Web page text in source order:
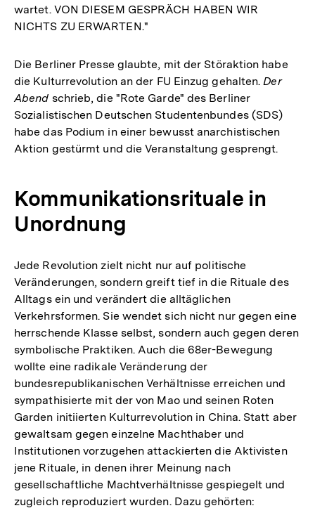
wartet. VON DIESEM GESPRÄCH HABEN WIR
NICHTS ZU ERWARTEN."
Die Berliner Presse glaubte, mit der Störaktion habe
die Kulturrevolution an der FU Einzug gehalten.Der
Abend schrieb, die "Rote Garde" des Berliner
Sozialistischen Deutschen Studentenbundes (SDS)
habe das Podium in einer bewusst anarchistischen
Aktion gestürmt und die Veranstaltung gesprengt.
Kommunikationsrituale in
Unordnung
Jede Revolution zielt nicht nur auf politische
Veränderungen, sondern greift tief in die Rituale des
Alltags ein und verändert die alltäglichen
Verkehrsformen. Sie wendet sich nicht nur gegen eine
herrschende Klasse selbst, sondern auch gegen deren
symbolische Praktiken. Auch die 68er-Bewegung
wollte eine radikale Veränderung der
bundesrepublikanischen Verhältnisse erreichen und
sympathisierte mit der von Mao und seinen Roten
Garden initiierten Kulturrevolution in China. Statt aber
gewaltsam gegen einzelne Machthaber und
Institutionen vorzugehen attackierten die Aktivisten
jene Rituale, in denen ihrer Meinung nach
gesellschaftliche Machtverhältnisse gespiegelt und
zugleich reproduziert wurden. Dazu gehörten: